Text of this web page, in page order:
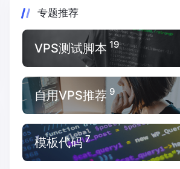
专题推荐
VPS测试脚本 19
自用VPS推荐 9
模板代码 7